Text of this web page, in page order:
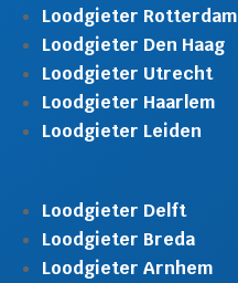
Loodgieter Rotterdam
Loodgieter Den Haag
Loodgieter Utrecht
Loodgieter Haarlem
Loodgieter Leiden
Loodgieter Delft
Loodgieter Breda
Loodgieter Arnhem